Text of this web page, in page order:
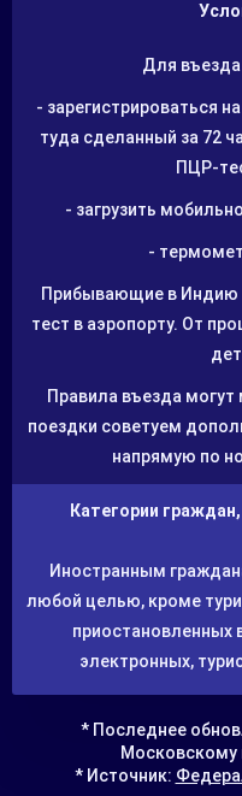
Для
- зарегистрироваться
туда сделанный за 72
ПЦР-
- загрузить
-
Прибывающие в Индию
тест в аэропорту. От
Правила въезда
поездки советуем
напрямую по
Категории
Иностранным
любой целью, кроме
приостановленных
электронных,
* Последнее
Московскому
* Источник: